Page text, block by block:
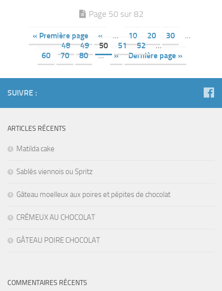
Page 50 sur 82
« Première page « … 10 20 30
…
48
49 50 51 52
…
60
70 80 … » Dernière page »
SUIVRE :
ARTICLES RÉCENTS
Matilda cake
Sablés viennois ou Spritz
Gâteau moelleux aux poires et pépites de chocolat
CRÉMEUX AU CHOCOLAT
GÂTEAU POIRE CHOCOLAT
COMMENTAIRES RÉCENTS